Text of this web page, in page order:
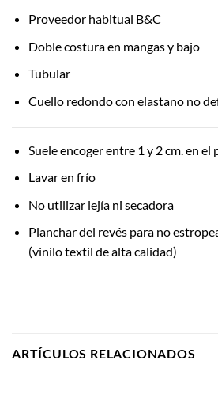
Proveedor habitual B&C
Doble costura en mangas y bajo
Tubular
Cuello redondo con elastano no
Suele encoger entre 1 y 2 cm. en
Lavar en frío
No utilizar lejía ni secadora
Planchar del revés para no
(vinilo textil de alta calidad)
ARTÍCULOS RELACIONADOS